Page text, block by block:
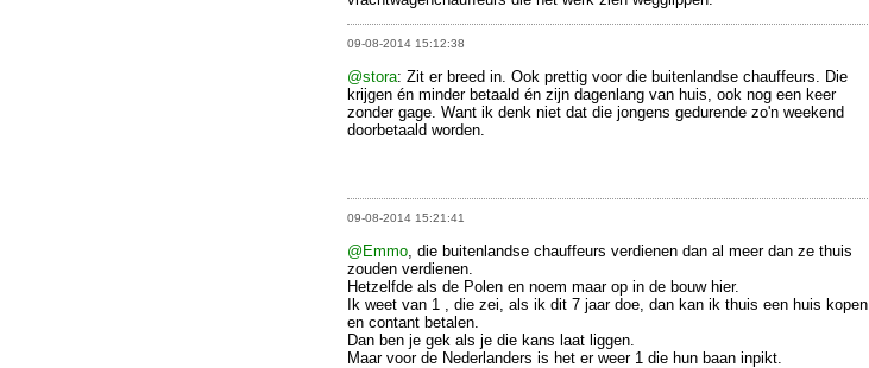
09-08-2014 15:12:38
@stora: Zit er breed in. Ook prettig voor die buitenlandse chauffeurs. Die
krijgen én minder betaald én zijn dagenlang van huis, ook nog een keer
zonder gage. Want ik denk niet dat die jongens gedurende zo'n weekend
doorbetaald worden.
09-08-2014 15:21:41
@Emmo , die buitenlandse chauffeurs verdienen dan al meer dan ze thuis
zouden verdienen.
Hetzelfde als de Polen en noem maar op in de bouw hier.
Ik weet van 1 , die zei, als ik dit 7 jaar doe, dan kan ik thuis een huis kopen
en contant betalen.
Dan ben je gek als je die kans laat liggen.
Maar voor de Nederlanders is het er weer 1 die hun baan inpikt.